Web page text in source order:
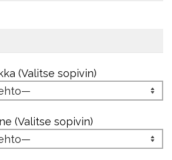
(Valitse sopivin)
(Valitse sopivin)